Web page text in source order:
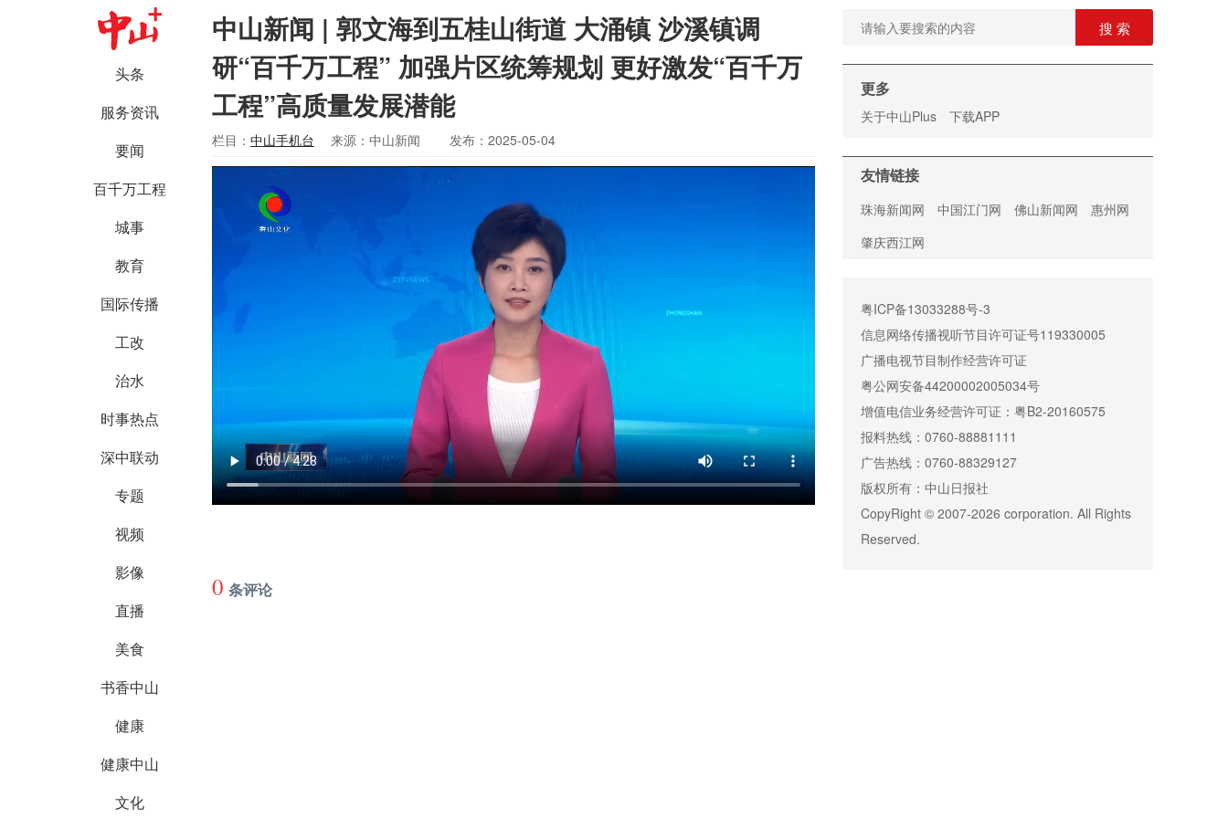
头条
服务资讯
要闻
百千万工程
城事
教育
国际传播
工改
治水
时事热点
深中联动
专题
视频
影像
直播
美食
书香中山
健康
健康中山
文化
中山新闻 | 郭文海到五桂山街道 大涌镇 沙溪镇调
研“百千万工程” 加强片区统筹规划 更好激发“百千万
工程”高质量发展潜能
栏目： 中山手机台 来源：中山新闻 发布：2025-05-04
0 条评论
搜 索
更多
关于中山Plus 下载APP
友情链接
珠海新闻网 中国江门网 佛山新闻网
惠州网
肇庆西江网
粤ICP备13033288号-3
信息网络传播视听节目许可证号119330005
广播电视节目制作经营许可证
粤公网安备44200002005034号
增值电信业务经营许可证：粤B2-20160575
报料热线：0760-88881111
广告热线：0760-88329127
版权所有：中山日报社
CopyRight © 2007-2026 corporation. All Rights
Reserved.